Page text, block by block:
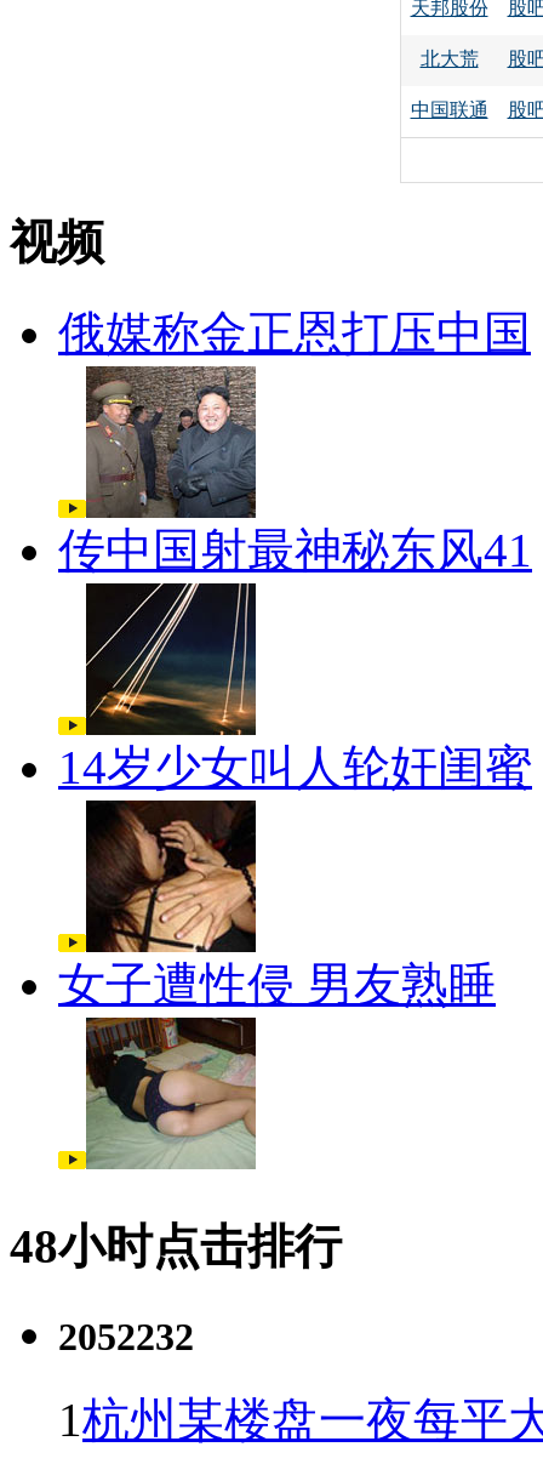
天邦股份 股
北大荒 股
中国联通 股
视频
俄媒称金正恩打压中国
传中国射最神秘东风41
14岁少女叫人轮奸闺蜜
女子遭性侵 男友熟睡
48小时点击排行
2052232
1杭州某楼盘一夜每平